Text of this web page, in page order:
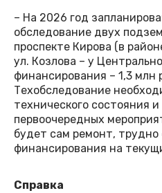
– На 2026 год
обследование двух
проспекте Кирова (в
ул. Козлова – у
финансирования – 1,3 млн
Техобследование
технического состояния
первоочередных
будет сам ремонт, трудно
финансирования на
Справка